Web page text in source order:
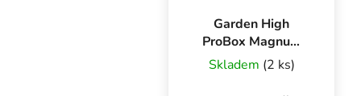
Garden High
ProBox Magnum
Tent 240,
240x240x220 cm
Skladem (2 ks)